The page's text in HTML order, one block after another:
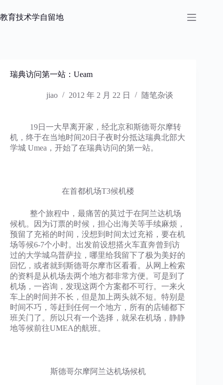
过
教育技术学自留地
瑞典访问第一站：Ueam
jiao 2012 年 2 月 22 日 随笔杂谈
19日一大早离开家，经北京和斯德哥尔摩转
机，终于在当地时间20日子夜时分抵达瑞典北部大
学城 Umea，开始了在瑞典访问的第一站。
在首都机场T3候机楼
整个旅程中，最痛苦的莫过于在阿兰达机场
候机。因为订票的时候，担心出海关等手续麻烦，
预留了充裕的时间，没想到时间太过充裕，要在机
场等候6-7个小时。出发前设想搭火车直奔曾到访
过的大学城乌普萨拉，哪里给我留下了极为美好的
回忆，或者就到斯德哥尔摩市区看看。从网上检索
的资料是从机场去两个地方都非常方便。可是到了
机场，一咨询，发现这两个方案都不可行。一来火
车上的时间并不长，但是加上两头就不短。特别是
时间不巧，等赶到任何一个地方，所有的店铺都下
班关门了。所以只有一个选择，就呆在机场，静静
地等候前往UMEA的航班。
斯德哥尔摩阿兰达机场候机